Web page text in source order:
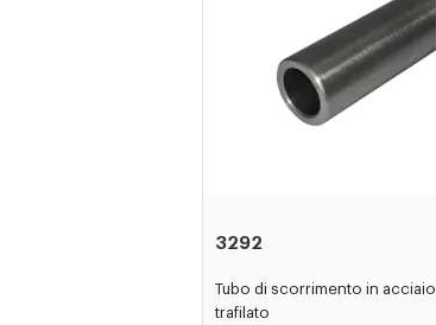
3292
Tubo di scorrimento in acciaio
trafilato